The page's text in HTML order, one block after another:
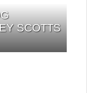
SCOTTS